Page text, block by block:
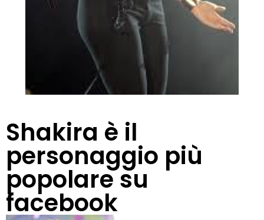
Shakira è il
personaggio più
popolare su
facebook